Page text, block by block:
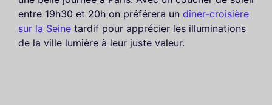
entre 19h30 et 20h on préférera un dîner-croisière
sur la Seine tardif pour apprécier les illuminations
de la ville lumière à leur juste valeur.